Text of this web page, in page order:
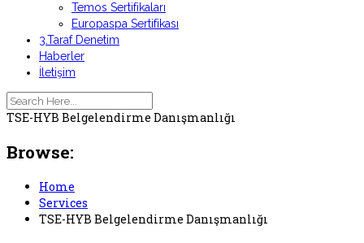
Temos Sertifikaları
Europaspa Sertifikası
3.Taraf Denetim
Haberler
İletişim
TSE-HYB Belgelendirme Danışmanlığı
Browse:
Home
Services
TSE-HYB Belgelendirme Danışmanlığı